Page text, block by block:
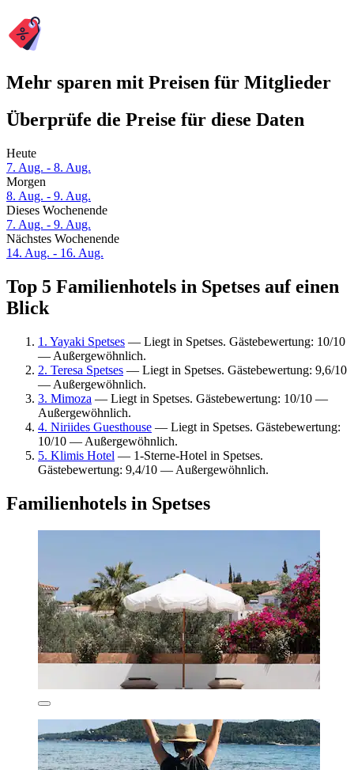
Mehr sparen mit Preisen für Mitglieder
Überprüfe die Preise für diese Daten
Heute
7. Aug. - 8. Aug.
Morgen
8. Aug. - 9. Aug.
Dieses Wochenende
7. Aug. - 9. Aug.
Nächstes Wochenende
14. Aug. - 16. Aug.
Top 5 Familienhotels in Spetses auf einen
Blick
1. Yayaki Spetses — Liegt in Spetses. Gästebewertung: 10/10
— Außergewöhnlich.
2. Teresa Spetses — Liegt in Spetses. Gästebewertung: 9,6/10
— Außergewöhnlich.
3. Mimoza — Liegt in Spetses. Gästebewertung: 10/10 —
Außergewöhnlich.
4. Niriides Guesthouse — Liegt in Spetses. Gästebewertung:
10/10 — Außergewöhnlich.
5. Klimis Hotel — 1-Sterne-Hotel in Spetses.
Gästebewertung: 9,4/10 — Außergewöhnlich.
Familienhotels in Spetses